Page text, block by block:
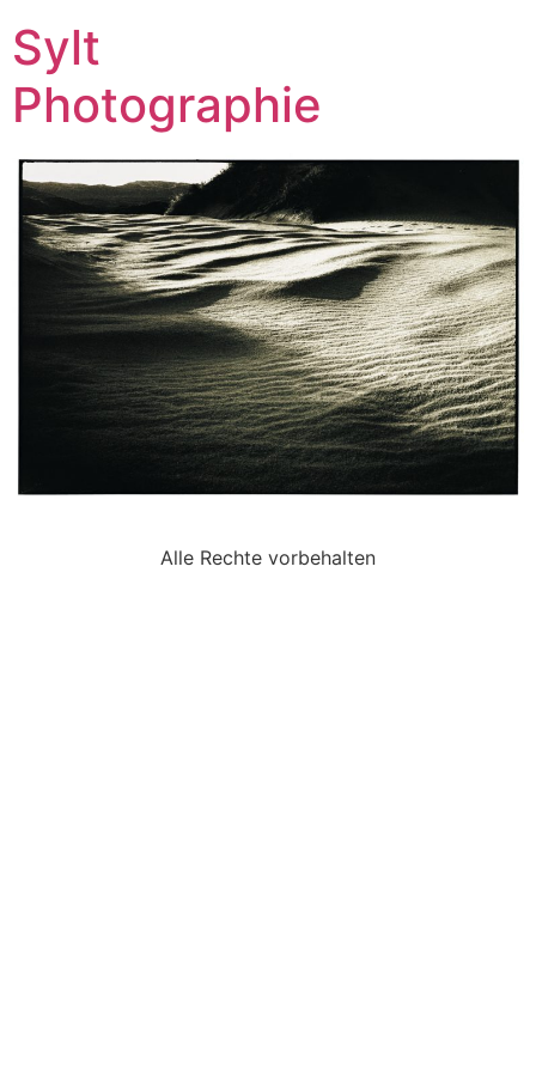
Sylt
Photographie
Alle Rechte vorbehalten